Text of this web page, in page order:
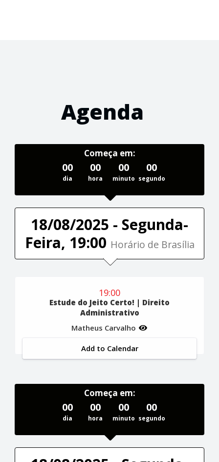
Agenda
Começa em:
00
dia
00
hora
00
minuto
00
segundo
18/08/2025 - Segunda-
Feira, 19:00 Horário de Brasília
19:00
Estude do Jeito Certo! | Direito
Administrativo
Matheus Carvalho
Add to Calendar
Começa em:
00
dia
00
hora
00
minuto
00
segundo